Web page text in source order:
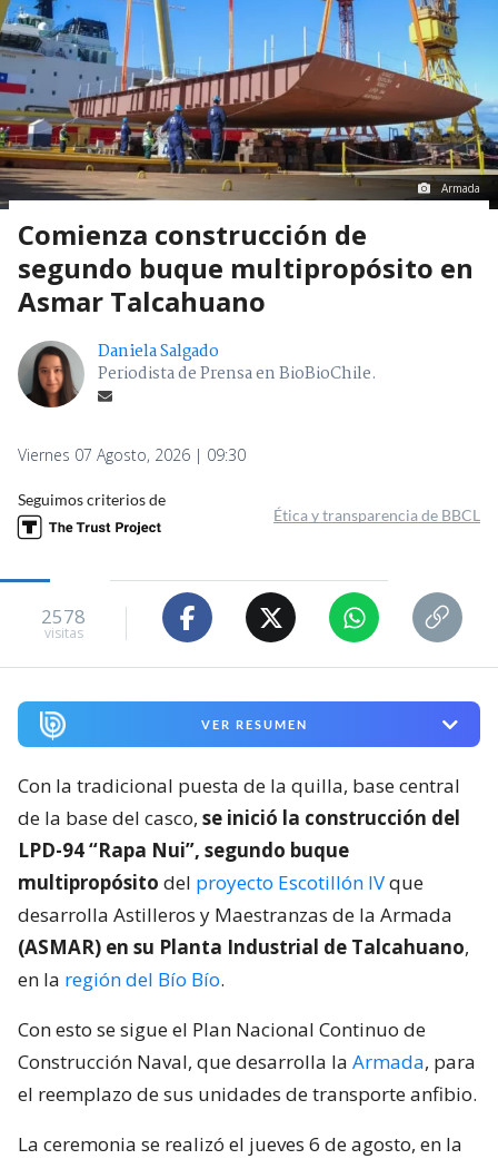
Armada
Comienza construcción de
segundo buque multipropósito en
Asmar Talcahuano
Daniela Salgado
Periodista de Prensa en BioBioChile.
Viernes 07 Agosto, 2026 | 09:30
Seguimos criterios de
Ética y transparencia de BBCL
2578
visitas
VER RESUMEN
Con la tradicional puesta de la quilla, base central
de la base del casco, se inició la construcción del
LPD-94 “Rapa Nui”, segundo buque
multipropósito del proyecto Escotillón IVque
desarrolla Astilleros y Maestranzas de la Armada
(ASMAR) en su Planta Industrial de Talcahuano,
en la región del Bío Bío.
Con esto se sigue el Plan Nacional Continuo de
Construcción Naval, que desarrolla la Armada, para
el reemplazo de sus unidades de transporte anfibio.
La ceremonia se realizó el jueves 6 de agosto, en la